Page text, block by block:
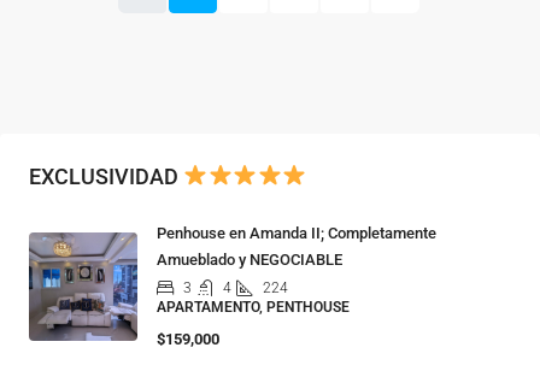
EXCLUSIVIDAD
Penhouse en Amanda II; Completamente
Amueblado y NEGOCIABLE
3 4
224
APARTAMENTO, PENTHOUSE
$159,000